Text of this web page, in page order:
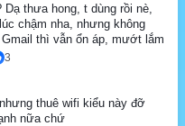
thưa hong, t dùng rồi nè,
chậm nha, nhưng không
thì vẫn ổn áp, mướt lắm
3
thuê wifi kiểu này đỡ
nữa chứ